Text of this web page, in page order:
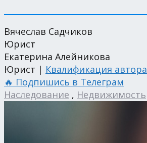
Вячеслав Садчиков
Юрист
Екатерина Алейникова
Юрист | Квалификация автора
🔥 Подпишись в Телеграм
Наследование , Недвижимость